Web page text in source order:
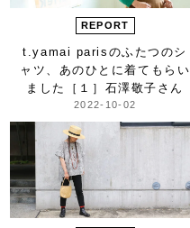
REPORT
t.yamai parisのふたつのシ
ャツ、 あのひとに着てもらい
ました
［１］石澤敬子さん
2022-10-02